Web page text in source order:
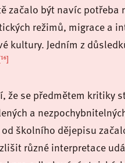
začalo být navíc potřeba
režimů, migrace a
kultury. Jedním z
se předmětem kritiky
a
školního dějepisu
různé interpretace